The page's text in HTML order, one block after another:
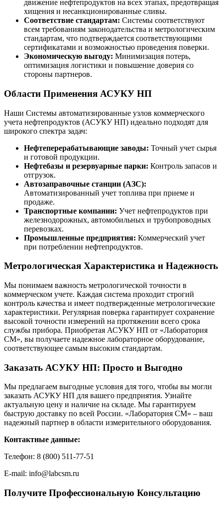
движение нефтепродуктов на всех этапах, предотвращая
хищения и несанкционированные сливы.
Соответствие стандартам: Системы соответствуют
всем требованиям законодательства и метрологическим
стандартам, что подтверждается соответствующими
сертификатами и возможностью проведения поверки.
Экономическую выгоду: Минимизация потерь,
оптимизация логистики и повышение доверия со
стороны партнеров.
Области Применения АСУКУ НП
Наши Системы автоматизированные узлов коммерческого
учета нефтепродуктов (АСУКУ НП) идеально подходят для
широкого спектра задач:
Нефтеперерабатывающие заводы: Точный учет сырья
и готовой продукции.
Нефтебазы и резервуарные парки: Контроль запасов и
отгрузок.
Автозаправочные станции (АЗС):
Автоматизированный учет топлива при приеме и
продаже.
Транспортные компании: Учет нефтепродуктов при
железнодорожных, автомобильных и трубопроводных
перевозках.
Промышленные предприятия: Коммерческий учет
при потреблении нефтепродуктов.
Метрологическая Характеристика и Надежность
Мы понимаем важность метрологической точности в
коммерческом учете. Каждая система проходит строгий
контроль качества и имеет подтвержденные метрологические
характеристики. Регулярная поверка гарантирует сохранение
высокой точности измерений на протяжении всего срока
службы прибора. Приобретая АСУКУ НП от «Лаборатория
СМ», вы получаете надежное лабораторное оборудование,
соответствующее самым высоким стандартам.
Заказать АСУКУ НП: Просто и Выгодно
Мы предлагаем выгодные условия для того, чтобы вы могли
заказать АСУКУ НП для вашего предприятия. Узнайте
актуальную цену и наличие на складе. Мы гарантируем
быструю доставку по всей России. «Лаборатория СМ» – ваш
надежный партнер в области измерительного оборудования.
Контактные данные:
Телефон: 8 (800) 511-77-51
E-mail: info@labcsm.ru
Получите Профессиональную Консультацию